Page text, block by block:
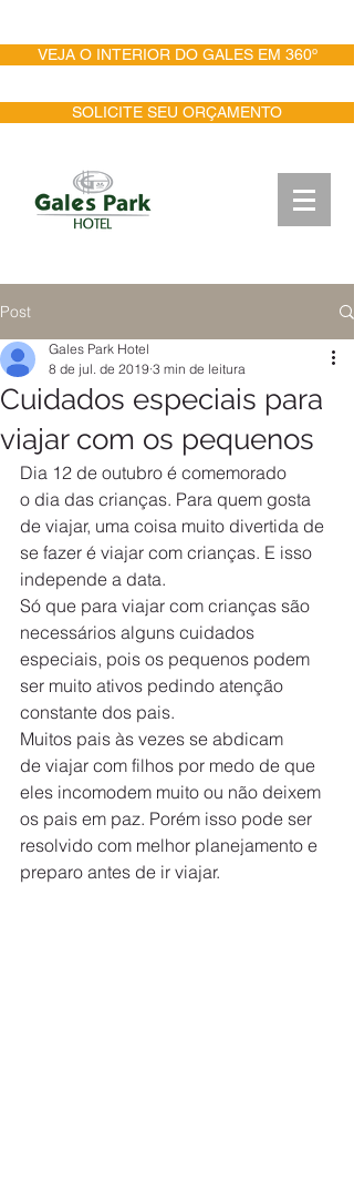
VEJA O INTERIOR DO GALES EM 360º
SOLICITE SEU ORÇAMENTO
Post
Cuidados especiais para
viajar com os pequenos
Gales Park Hotel
8 de jul. de 2019 3 min de leitura
Dia 12 de outubro é comemorado
o dia das crianças. Para quem gosta
de viajar, uma coisa muito divertida de
se fazer é viajar com crianças. E isso
independe a data.
Só que para viajar com crianças são
necessários alguns cuidados
especiais, pois os pequenos podem
ser muito ativos pedindo atenção
constante dos pais.
Muitos pais às vezes se abdicam
de viajar com filhos por medo de que
eles incomodem muito ou não deixem
os pais em paz. Porém isso pode ser
resolvido com melhor planejamento e
preparo antes de ir viajar.